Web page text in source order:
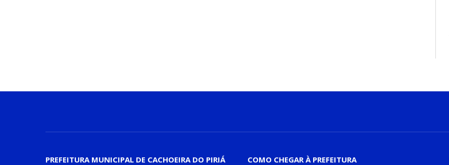
PREFEITURA MUNICIPAL DE CACHOEIRA DO PIRIÁ COMO CHEGAR À PREFEITURA